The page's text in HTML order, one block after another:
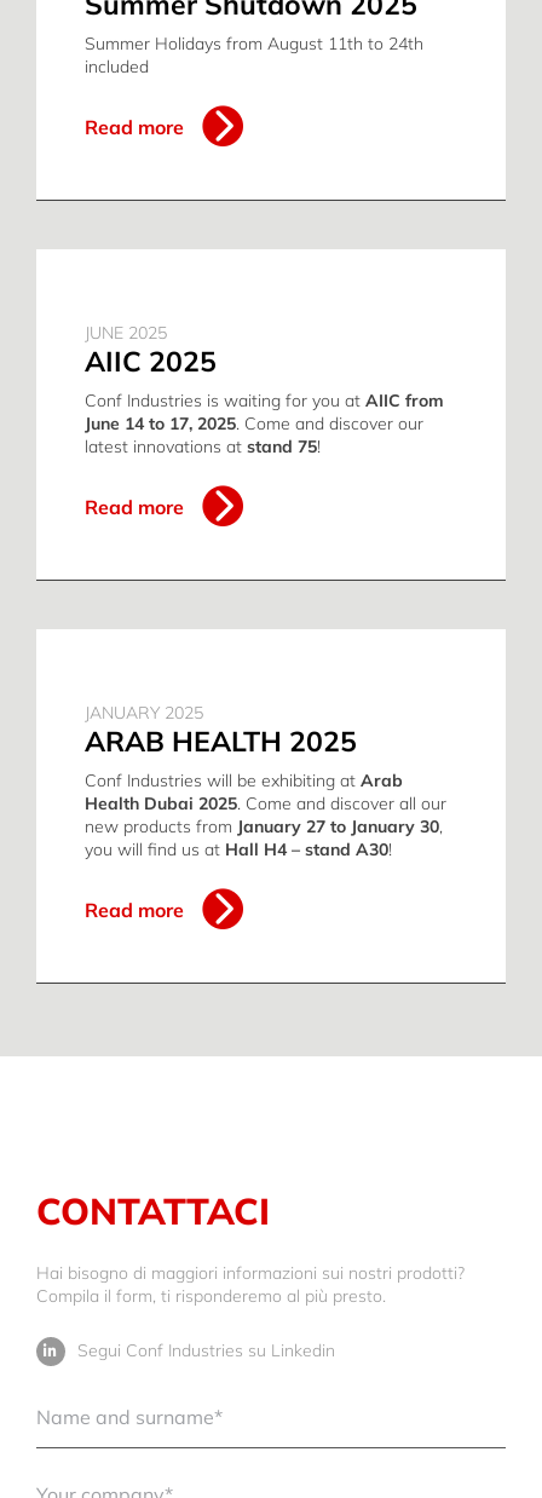
Summer Holidays from August 11th to 24th
included
Read more
JUNE 2025
AIIC 2025
Conf Industries is waiting for you at AIIC from
June 14 to 17, 2025. Come and discover our
latest innovations at stand 75!
Read more
JANUARY 2025
ARAB HEALTH 2025
Conf Industries will be exhibiting at Arab
Health Dubai 2025. Come and discover all our
new products from January 27 to January 30,
you will find us at Hall H4 – stand A30!
Read more
CONTATTACI
Hai bisogno di maggiori informazioni sui nostri prodotti?
Compila il form, ti risponderemo al più presto.
Segui Conf Industries su Linkedin